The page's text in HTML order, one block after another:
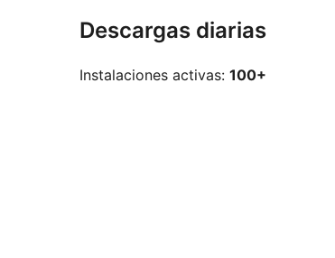
Descargas diarias
Instalaciones activas: 100+